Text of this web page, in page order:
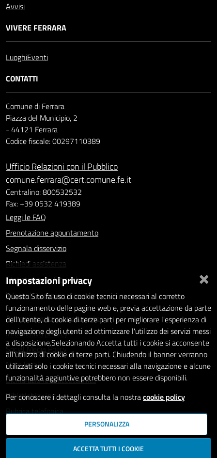
Avvisi
VIVERE FERRARA
LuoghiEventi
CONTATTI
Comune di Ferrara
Piazza del Municipio, 2
- 44121 Ferrara
Codice fiscale: 00297110389
Ufficio Relazioni con il Pubblico
comune.ferrara@cert.comune.fe.it
Centralino: 800532532
Fax: +39 0532 419389
Leggi le FAQ
Prenotazione appuntamento
Segnala disservizio
Richiedi assistenza
Statistiche dei Siti web
Intranet - accesso riservato
Amministrazione trasparente
Informativa privacy
Social Media Policy
Note legali
Dichiarazione di accessibilità
Whistleblowing
Rubrica telefonica
SEGUICI SU
×
Impostazioni privacy
Questo Sito fa uso di cookie tecnici necessari al corretto
funzionamento delle pagine web e, previa accettazione da parte
dell'utente, di cookie di terze parti per migliorare l'esperienza di
navigazione degli utenti ed ottimizzare l'utilizzo dei servizi messi
a disposizione.Selezionando Accetta tutti i cookie si acconsente
all'utilizzo di cookie di terze parti. Chiudendo il banner verranno
utilizzati solo i cookie tecnici necessari alla navigazione e alcune
funzionalità aggiuntive potrebbero non essere disponibili.
Per conoscere i dettagli consulta la nostracookie policy
PERSONALIZZA
ACCETTA TUTTI I COOKIE